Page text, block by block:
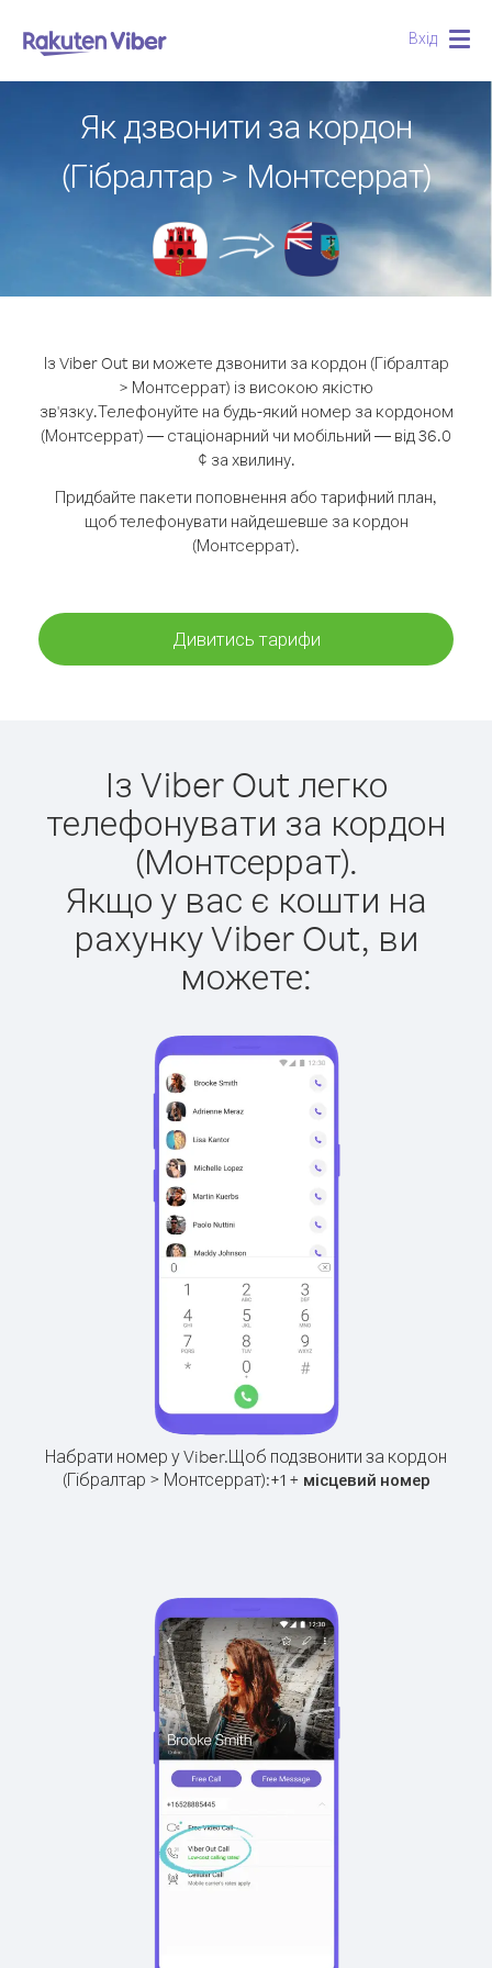
Вхід
Як дзвонити за кордон
(Гібралтар > Монтсеррат)
Із Viber Out ви можете дзвонити за кордон (Гібралтар
> Монтсеррат) із високою якістю
зв'язку.Телефонуйте на будь-який номер за кордоном
(Монтсеррат) — стаціонарний чи мобільний — від 36.0
¢ за хвилину.
Придбайте пакети поповнення або тарифний план,
щоб телефонувати найдешевше за кордон
(Монтсеррат).
Дивитись тарифи
Із Viber Out легко
телефонувати за кордон
(Монтсеррат).
Якщо у вас є кошти на
рахунку Viber Out, ви
можете:
Набрати номер у Viber.Щоб подзвонити за кордон
(Гібралтар > Монтсеррат):+1+ місцевий номер